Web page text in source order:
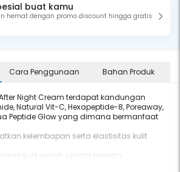
buat kamu
hemat dengan promo discount hingga gratis
Cara Penggunaan Bahan Produk
Night Cream terdapat kandungan
Natural Vit-C, Hexapeptide-8, Poreaway,
Peptide Glow yang dimana bermanfaat
kelembapan serta elastisitas kulit
kulit wajah secara merata.
bekas-bekas jerawat pada kulit wajah.